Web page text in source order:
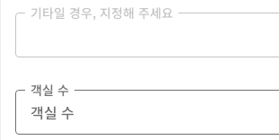
기타일 경우, 지정해 주세요
객실 수